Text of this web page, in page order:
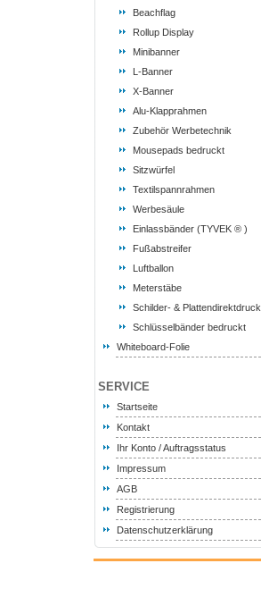
Beachflag
Rollup Display
Minibanner
L-Banner
X-Banner
Alu-Klapprahmen
Zubehör Werbetechnik
Mousepads bedruckt
Sitzwürfel
Textilspannrahmen
Werbesäule
Einlassbänder (TYVEK ® )
Fußabstreifer
Luftballon
Meterstäbe
Schilder- & Plattendirektdruck
Schlüsselbänder bedruckt
Whiteboard-Folie
SERVICE
Startseite
Kontakt
Ihr Konto / Auftragsstatus
Impressum
AGB
Registrierung
Datenschutzerklärung